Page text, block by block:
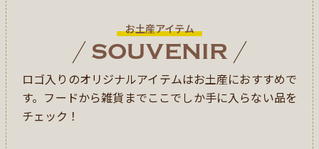
お土産アイテム
SOUVENIR
ロゴ入りのオリジナルアイテムはお土産におすすめで
す。 フードから雑貨までここでしか手に入らない品を
チェック！